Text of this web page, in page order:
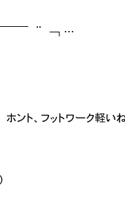
¨ ￢ …
ットワーク軽いね